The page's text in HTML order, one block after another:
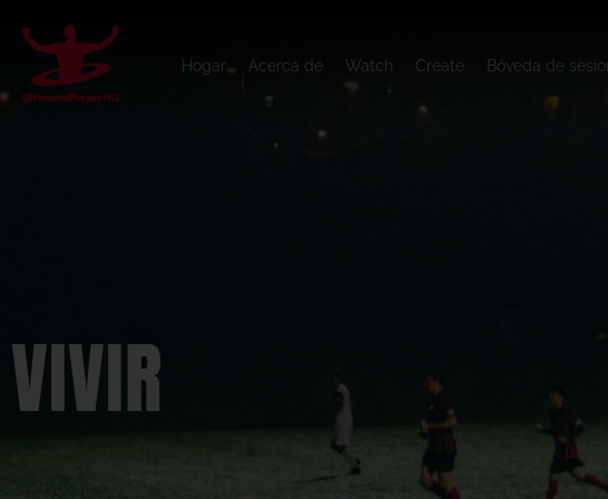
Hogar Acerca de Watch Create Bóveda de
VIVIR